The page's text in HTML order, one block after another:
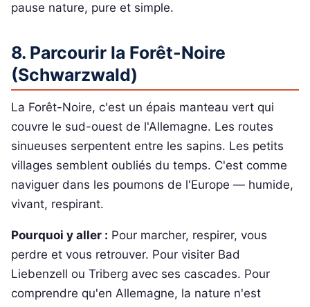
pause nature, pure et simple.
8. Parcourir la Forêt-Noire
(Schwarzwald)
La Forêt-Noire, c'est un épais manteau vert qui
couvre le sud-ouest de l'Allemagne. Les routes
sinueuses serpentent entre les sapins. Les petits
villages semblent oubliés du temps. C'est comme
naviguer dans les poumons de l'Europe — humide,
vivant, respirant.
Pourquoi y aller : Pour marcher, respirer, vous
perdre et vous retrouver. Pour visiter Bad
Liebenzell ou Triberg avec ses cascades. Pour
comprendre qu'en Allemagne, la nature n'est